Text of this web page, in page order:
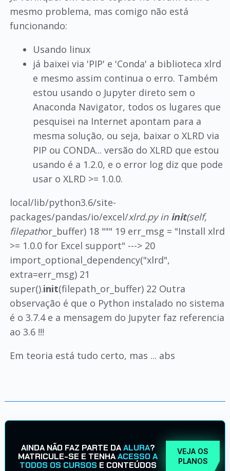
mesmo problema, mas comigo não está
funcionando:
Usando linux
já baixei via 'PIP' e 'Conda' a biblioteca xlrd
e mesmo assim continua o erro. Também
estou usando o Jupyter direto sem o
Anaconda Navigator, todos os lugares que
pesquisei na Internet apontam para a
mesma solução, ou seja, baixar o XLRD via
PIP ou CONDA... versão do XLRD que estou
usando é a 1.2.0, e o error log diz que pode
usar o XLRD >= 1.0.0.
local/lib/python3.6/site-
packages/pandas/io/excel/xlrd.py in init(self,
filepathor_buffer) 18 """ 19 err_msg = "Install xlrd
>= 1.0.0 for Excel support" ---> 20
import_optional_dependency("xlrd",
extra=err_msg) 21
super().init(filepath_or_buffer) 22 Outra
observação é que o Python instalado no sistema
é o 3.7.4 e a mensagem do Jupyter faz referencia
ao 3.6 !!!
Em teoria está tudo certo, mas ... abs
AINDA NÃO FAZ PARTE DAALURA?
MATRICULE-SE E TENHAACESSO A
TODOS OS CURSOS E CONTEÚDOS
VEJA OS
PLANOS